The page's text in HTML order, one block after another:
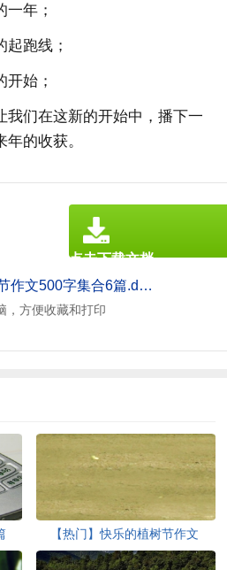
年；
跑线；
始；
我们在这新的开始中，播下一
的收获。
《【精品】我们的节日春节作文500字集合6篇.doc》
，方便收藏和打印
点击下载文档
文档为doc格式
【热门】快乐的植树节作文